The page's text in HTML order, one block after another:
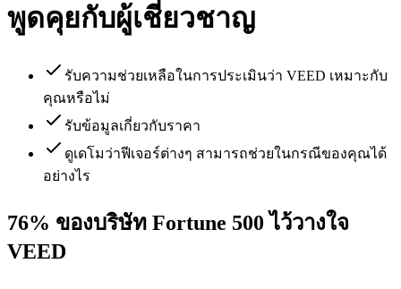
พูดคุยกับผู้เชี่ยวชาญ
รับความช่วยเหลือในการประเมินว่า VEED เหมาะกับ
คุณหรือไม่
รับข้อมูลเกี่ยวกับราคา
ดูเดโมว่าฟีเจอร์ต่างๆ สามารถช่วยในกรณีของคุณได้
อย่างไร
76% ของบริษัท Fortune 500 ไว้วางใจ
VEED